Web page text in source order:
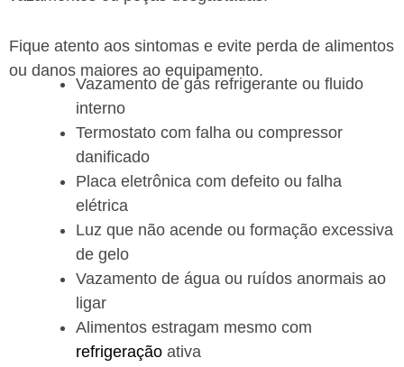
Fique atento aos sintomas e evite perda de alimentos
ou danos maiores ao equipamento.
Vazamento de gás refrigerante ou fluido
interno
Termostato com falha ou compressor
danificado
Placa eletrônica com defeito ou falha
elétrica
Luz que não acende ou formação excessiva
de gelo
Vazamento de água ou ruídos anormais ao
ligar
Alimentos estragam mesmo com
refrigeração ativa